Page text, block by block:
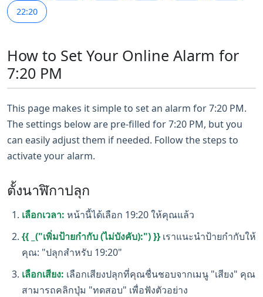
22:20
How to Set Your Online Alarm for
7:20 PM
This page makes it simple to set an alarm for 7:20 PM.
The settings below are pre-filled for 7:20 PM, but you
can easily adjust them if needed. Follow the steps to
activate your alarm.
ตั้งนาฬิกาปลุก
เลือกเวลา: หน้านี้ได้เลือก 19:20 ให้คุณแล้ว
{{ _("เพิ่มป้ายกำกับ (ไม่บังคับ):") }} เราแนะนำป้ายกำกับให้
คุณ: "ปลุกสำหรับ 19:20"
เลือกเสียง: เลือกเสียงปลุกที่คุณชื่นชอบจากเมนู "เสียง" คุณ
สามารถคลิกปุ่ม "ทดสอบ" เพื่อฟังตัวอย่าง